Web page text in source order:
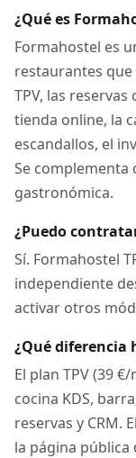
¿Qué es
Formahostel es
restaurantes
TPV, las
tienda online, la
escandallos, el
Se
gastronómica.
¿Puedo
Sí. Formahostel
independiente
activar otros
¿Qué diferencia
El plan TPV (39
cocina KDS,
reservas y CRM.
la página pública